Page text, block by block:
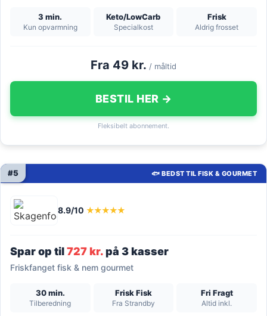
3 min.
Kun opvarmning
Keto/LowCarb
Specialkost
Frisk
Aldrig frosset
Fra 49 kr. / måltid
BESTIL HER →
Fleksibelt abonnement.
🐟 BEDST TIL FISK & GOURMET
#5
8.9/10 ★★★★★
Spar op til727 kr.på 3 kasser
Friskfanget fisk & nem gourmet
30 min.
Tilberedning
Frisk Fisk
Fra Strandby
Fri Fragt
Altid inkl.